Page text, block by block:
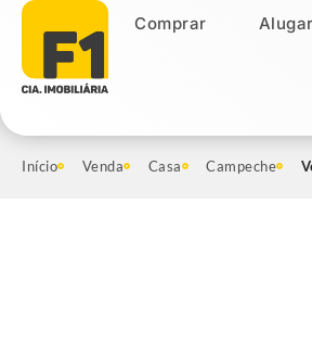
Comprar Alugar
Comprar
Início Venda Casa Campeche